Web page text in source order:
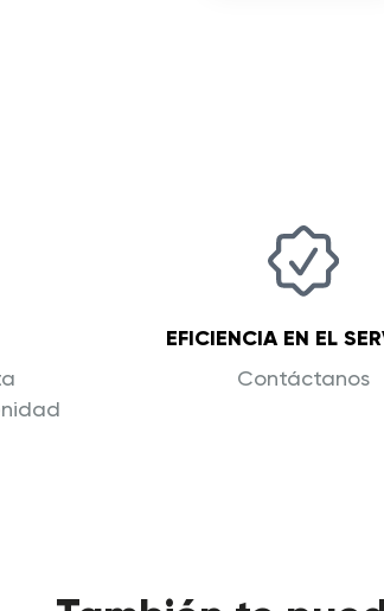
EFICIENCIA EN EL
Contáctanos